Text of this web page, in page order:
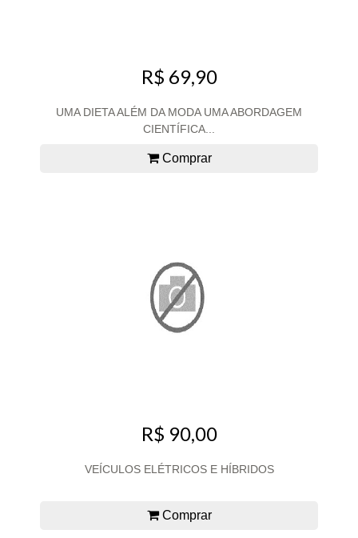
R$ 69,90
UMA DIETA ALÉM DA MODA UMA ABORDAGEM
CIENTÍFICA...
Comprar
R$ 90,00
VEÍCULOS ELÉTRICOS E HÍBRIDOS
Comprar